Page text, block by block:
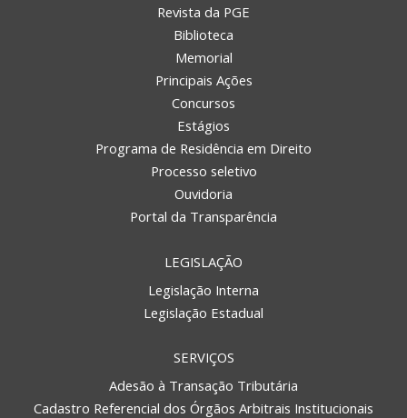
Revista da PGE
Biblioteca
Memorial
Principais Ações
Concursos
Estágios
Programa de Residência em Direito
Processo seletivo
Ouvidoria
Portal da Transparência
LEGISLAÇÃO
Legislação Interna
Legislação Estadual
SERVIÇOS
Adesão à Transação Tributária
Cadastro Referencial dos Órgãos Arbitrais Institucionais